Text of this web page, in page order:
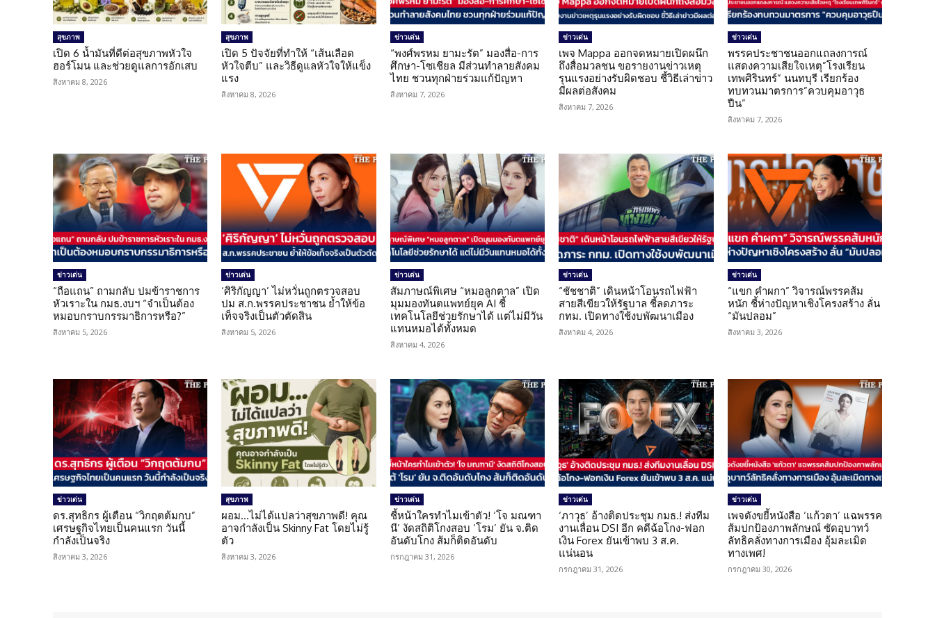
สุขภาพ
เปิด 6 น้ำมันที่ดีต่อสุขภาพหัวใจ
ฮอร์โมน และช่วยดูแลการอักเสบ
สิงหาคม 8, 2026
สุขภาพ
เปิด 5 ปัจจัยที่ทำให้ “เส้นเลือด
หัวใจตีบ” และวิธีดูแลหัวใจให้แข็ง
แรง
สิงหาคม 8, 2026
ข่าวเด่น
“พงศ์พรหม ยามะรัต” มองสื่อ-การ
ศึกษา-โซเชียล มีส่วนทำลายสังคม
ไทย ชวนทุกฝ่ายร่วมแก้ปัญหา
สิงหาคม 7, 2026
ข่าวเด่น
เพจ Mappa ออกจดหมายเปิดผนึก
ถึงสื่อมวลชน ขอรายงานข่าวเหตุ
รุนแรงอย่างรับผิดชอบ ชี้วิธีเล่าข่าว
มีผลต่อสังคม
สิงหาคม 7, 2026
ข่าวเด่น
พรรคประชาชนออกแถลงการณ์
แสดงความเสียใจเหตุ”โรงเรียน
เทพศิรินทร์” นนทบุรี เรียกร้อง
ทบทวนมาตรการ”ควบคุมอาวุธ
ปืน”
สิงหาคม 7, 2026
ข่าวเด่น
“ถือแถน” ถามกลับ ปมข้าราชการ
หัวเราะใน กมธ.งบฯ “จำเป็นต้อง
หมอบกราบกรรมาธิการหรือ?”
สิงหาคม 5, 2026
ข่าวเด่น
‘ศิริกัญญา’ ไม่หวั่นถูกตรวจสอบ
ปม ส.ก.พรรคประชาชน ย้ำให้ข้อ
เท็จจริงเป็นตัวตัดสิน
สิงหาคม 5, 2026
ข่าวเด่น
สัมภาษณ์พิเศษ “หมอลูกตาล” เปิด
มุมมองทันตแพทย์ยุค AI ชี้
เทคโนโลยีช่วยรักษาได้ แต่ไม่มีวัน
แทนหมอได้ทั้งหมด
สิงหาคม 4, 2026
ข่าวเด่น
“ชัชชาติ” เดินหน้าโอนรถไฟฟ้า
สายสีเขียวให้รัฐบาล ชี้ลดภาระ
กทม. เปิดทางใช้งบพัฒนาเมือง
สิงหาคม 4, 2026
ข่าวเด่น
“แขก คำผกา” วิจารณ์พรรคส้ม
หนัก ชี้ห่างปัญหาเชิงโครงสร้าง ลั่น
“มันปลอม”
สิงหาคม 3, 2026
ข่าวเด่น
ดร.สุทธิกร ผู้เตือน “วิกฤตต้มกบ”
เศรษฐกิจไทยเป็นคนแรก วันนี้
กำลังเป็นจริง
สิงหาคม 3, 2026
สุขภาพ
ผอม…ไม่ได้แปลว่าสุขภาพดี! คุณ
อาจกำลังเป็น Skinny Fat โดยไม่รู้
ตัว
สิงหาคม 3, 2026
ข่าวเด่น
ชี้หน้าใครทำไมเข้าตัว! ‘โจ มณฑา
นี’ งัดสถิติโกงสอบ ‘โรม’ ยัน จ.ติด
อันดับโกง ส้มก็ติดอันดับ
กรกฎาคม 31, 2026
ข่าวเด่น
‘ภาวุธ’ อ้างติดประชุม กมธ.! ส่งทีม
งานเลื่อน DSI อีก คดีฉ้อโกง-ฟอก
เงิน Forex ยันเข้าพบ 3 ส.ค.
แน่นอน
กรกฎาคม 31, 2026
ข่าวเด่น
เพจดังขยี้หนังสือ ‘แก้วตา’ แฉพรรค
ส้มปกป้องภาพลักษณ์ ซัดอุบาทว์
ลัทธิคลั่งทางการเมือง อุ้มละเมิด
ทางเพศ!
กรกฎาคม 30, 2026